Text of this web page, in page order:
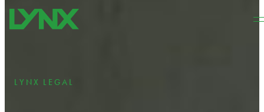
Preskočiť na hlavný obsah
LYNX LEGAL